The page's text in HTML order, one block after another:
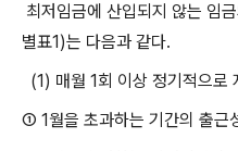
최저임금에 산입되지 않는 임금
별표1)는 다음과 같다.
(1) 매월 1회 이상 정기적으로
① 1월을 초과하는 기간의 출근